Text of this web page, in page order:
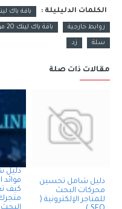
الكلمات الدليليلة : باقة باك لينك 20
روابط خارجية باقة باك لينك 20 مواقع
سلة زد
مقالات ذات صلة
دليل شامل تحسين
محركات البحث
للمتاجر الإلكترونية (
دليل
فوائد
كيف